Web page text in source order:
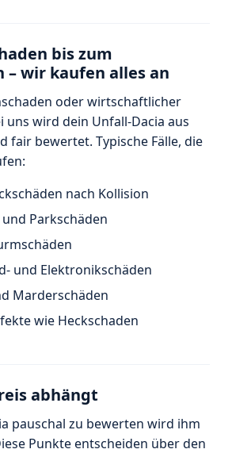
bis zum
– wir kaufen alles an
oder wirtschaftlicher
uns wird dein Unfall-Dacia aus
fair bewertet. Typische Fälle, die
nach Kollision
Parkschäden
und Elektronikschäden
Marderschäden
wie Heckschaden
abhängt
pauschal zu bewerten wird ihm
Punkte entscheiden über den